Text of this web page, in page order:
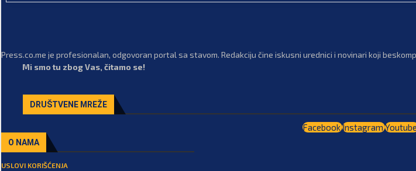
Press.co.me je profesionalan, odgovoran portal sa stavom. Redakciju čine iskusni urednici i novinari koji
Mi smo tu zbog Vas, čitamo se!
DRUŠTVENE MREŽE
FacebookInstagram
O NAMA
USLOVI KORIŠĆENJA